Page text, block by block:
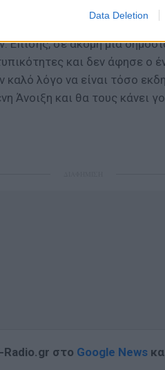
Data Deletion
να «σπάσουν» το
μία ηλικιωμένη κυρία, που
Επίσης, σε ακόμη μία
και δεν άφησε ο
καλό λόγο να είναι τόσο
Άνοιξη και θα τους κάνει
στο Google News